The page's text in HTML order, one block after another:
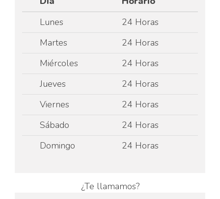
Lunes
24 Horas
Martes
24 Horas
Miércoles
24 Horas
Jueves
24 Horas
Viernes
24 Horas
Sábado
24 Horas
Domingo
24 Horas
¿Te llamamos?